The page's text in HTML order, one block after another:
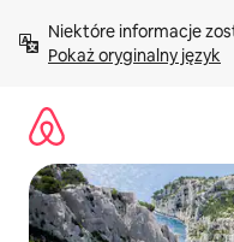
treści Pokaż oryginalny język